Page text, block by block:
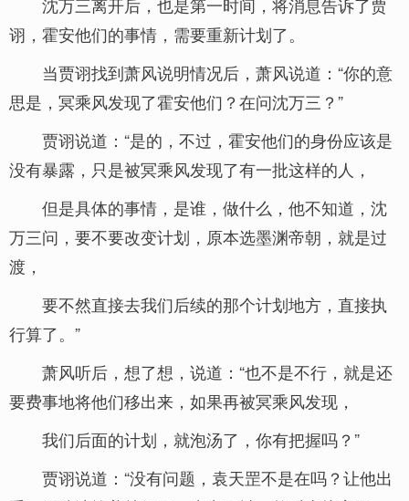
诩，霍安他们的事情，需要重新计划了。
当贾诩找到萧风说明情况后，萧风说道：“你的意
思是，冥乘风发现了霍安他们？在问沈万三？”
贾诩说道：“是的，不过，霍安他们的身份应该是
没有暴露，只是被冥乘风发现了有一批这样的人，
但是具体的事情，是谁，做什么，他不知道，沈
万三问，要不要改变计划，原本选墨渊帝朝，就是过
渡，
要不然直接去我们后续的那个计划地方，直接执
行算了。”
萧风听后，想了想，说道：“也不是不行，就是还
要费事地将他们移出来，如果再被冥乘风发现，
我们后面的计划，就泡汤了，你有把握吗？”
贾诩说道：“没有问题，袁天罡不是在吗？让他出